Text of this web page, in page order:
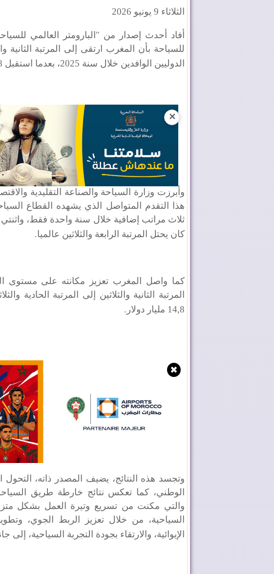
الثلاثاء 9 يونيو 2026
أفاد أحدث إصدار من "البارومتر العالمي
للسياحة بأن المغرب ارتقى إلى المرتبة
الدوليين الوافدين خلال سنة 2025، بعدما استقبل 19,8 مليون سائح
✕
وأبرزت وزارة السياحة والصناعة التقليدية
هذا التقدم المتواصل الذي يشهده القطاع
كان يحتل المرتبة الرابعة والثلاثين عالميا.
كما واصل المغرب تعزيز مكانته على مستوى
14,8 مليار دولار
.
✖
وتجسد هذه النتائج، يضيف المصدر ذاته،
والتي مكنت من تسريع وتيرة العمل بشكل
السياحية، من خلال تعزيز الربط الجوي،
الإيوائية، والارتقاء بجودة التجربة السياحية،